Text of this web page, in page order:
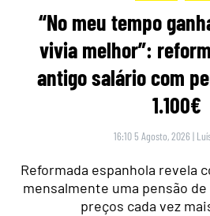
“No meu tempo
vivia melhor”:
antigo salário com
1.100€
16:10 5 Agosto, 2026 |
Reformada espanhola revela
mensalmente uma pensão
preços cada vez